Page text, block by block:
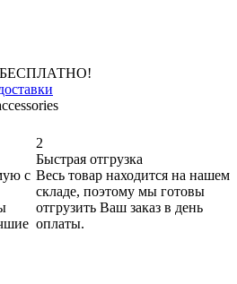
БЕСПЛАТНО!
с
2
Быстрая отгрузка
Весь товар находится на нашем
складе, поэтому мы готовы
отгрузить Ваш заказ в день
оплаты.